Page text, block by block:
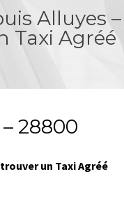
Alluyes –
Taxi Agréé
28800
un Taxi Agréé